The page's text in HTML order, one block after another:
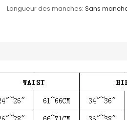
Longueur des manches: Sans